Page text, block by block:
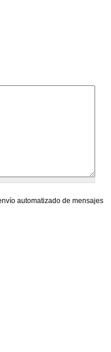
automatizado de mensajes